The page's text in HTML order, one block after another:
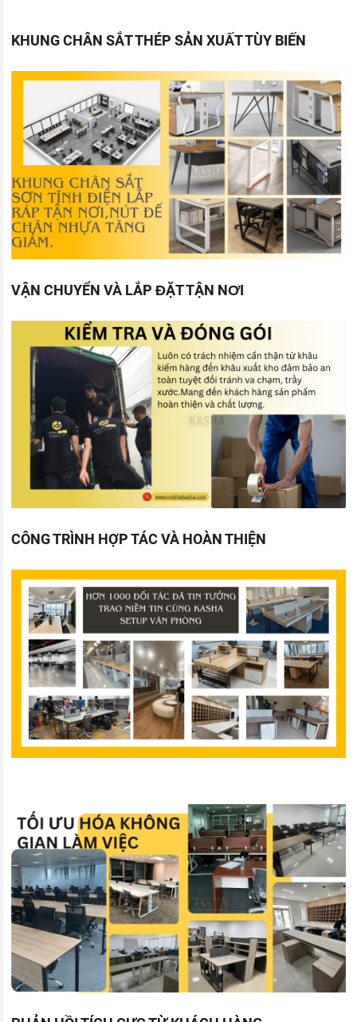
KHUNG CHÂN SẮT THÉP SẢN XUẤT TÙY BIẾN
VẬN CHUYỂN VÀ LẮP ĐẶT TẬN NƠI
CÔNG TRÌNH HỢP TÁC VÀ HOÀN THIỆN